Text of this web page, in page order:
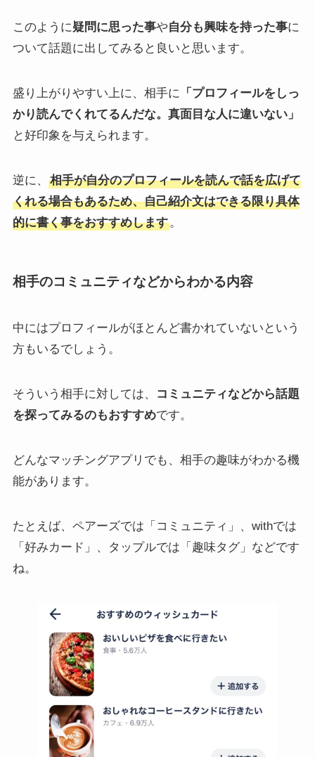
このように疑問に思った事や自分も興味を持った事に
ついて話題に出してみると良いと思います。
盛り上がりやすい上に、相手に 「プロフィールをしっ
かり読んでくれてるんだな。真面目な人に違いない」
と好印象を与えられます。
逆に、
相手が自分のプロフィールを読んで話を広げて
くれる場合もあるため、自己紹介文はできる限り具体
的に書く事をおすすめします。
相手のコミュニティなどからわかる内容
中にはプロフィールがほとんど書かれていないという
方もいるでしょう。
そういう相手に対しては、
コミュニティなどから話題
を探ってみるのもおすすめです。
どんなマッチングアプリでも、相手の趣味がわかる機
能があります。
たとえば、ペアーズでは「コミュニティ」、withでは
「好みカード」、タップルでは「趣味タグ」などです
ね。